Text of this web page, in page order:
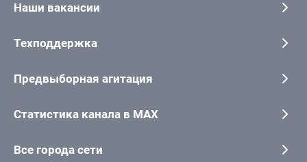
Наши вакансии
Техподдержка
Предвыборная агитация
Статистика канала в MAX
Все города сети